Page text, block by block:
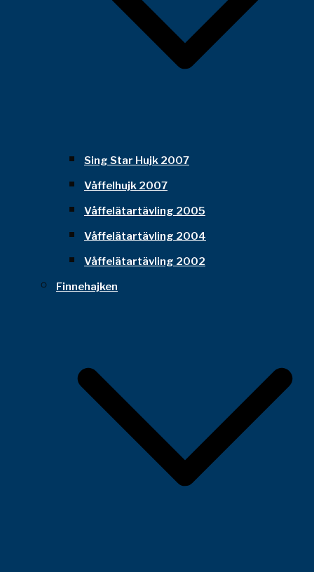
Sing Star Hujk 2007
Våffelhujk 2007
Våffelätartävling 2005
Våffelätartävling 2004
Våffelätartävling 2002
Finnehajken